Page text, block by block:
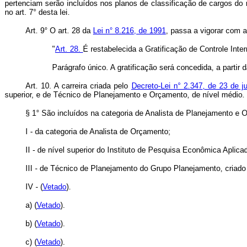
pertenciam serão incluídos nos planos de classificação de cargos
no art. 7° desta lei.
Art. 9° O art. 28 da Lei n° 8.216, de 1991, passa a vigorar com
"Art. 28. É restabelecida a Gratificação de Controle
Parágrafo único. A gratificação será concedida, a
Art. 10. A carreira criada pelo Decreto-Lei n° 2.347, de 23 de
superior, e de Técnico de Planejamento e Orçamento, de nível
§ 1° São incluídos na categoria de Analista de Planejamento
I - da categoria de Analista de Orçamento;
II - de nível superior do Instituto de Pesquisa Econômica
III - de Técnico de Planejamento do Grupo Planejamento,
IV - (Vetado).
a) (Vetado).
b) (Vetado).
c) (Vetado).